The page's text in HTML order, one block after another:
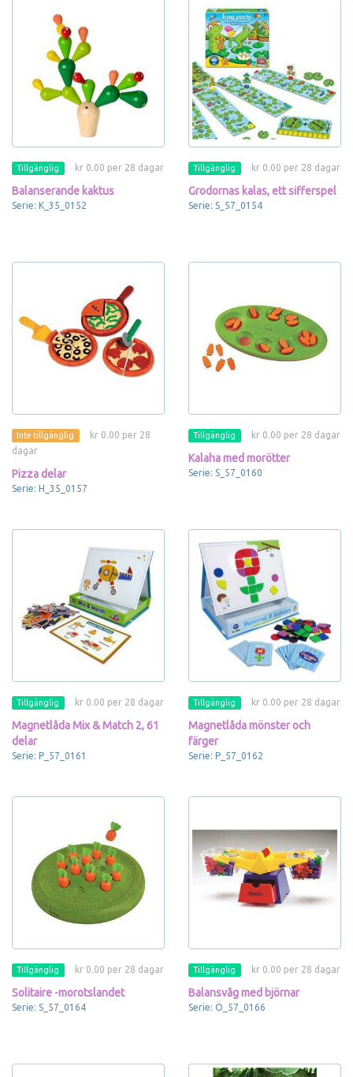
Tillgänglig kr 0.00 per 28 dagar
Balanserande kaktus
Serie: K_35_0152
Tillgänglig kr 0.00 per 28 dagar
Grodornas kalas, ett sifferspel
Serie: S_57_0154
Inte tillgänglig
kr 0.00 per 28
dagar
Pizza delar
Serie: H_35_0157
Tillgänglig kr 0.00 per 28 dagar
Kalaha med morötter
Serie: S_57_0160
Tillgänglig kr 0.00 per 28 dagar
Magnetlåda Mix & Match 2, 61
delar
Serie: P_57_0161
Tillgänglig kr 0.00 per 28 dagar
Magnetlåda mönster och
färger
Serie: P_57_0162
Tillgänglig kr 0.00 per 28 dagar
Solitaire -morotslandet
Serie: S_57_0164
Tillgänglig kr 0.00 per 28 dagar
Balansvåg med björnar
Serie: Ö_57_0166